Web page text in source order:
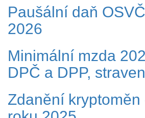
Paušální daň
2026
Minimální mzda
DPČ a DPP,
Zdanění kryptoměn